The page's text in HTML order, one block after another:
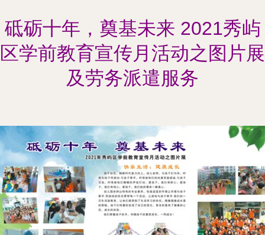
砥砺十年，奠基未来 2021秀屿
区学前教育宣传月活动之图片展
及劳务派遣服务